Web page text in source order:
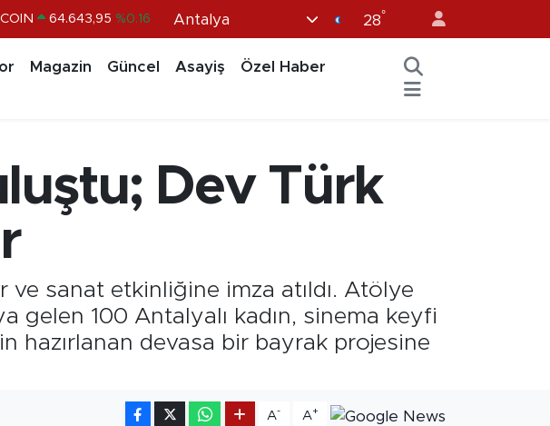
47,6006 %0.06
EURO 55,0250 %0.02
BİST100 13.799 %70
Antalya 28°
Magazin Güncel Asayiş
Özel Haber
Dev Türk
ve sanat etkinliğine imza atıldı. Atölye
gelen 100 Antalyalı kadın, sinema keyfi
hazırlanan devasa bir bayrak projesine
A- A+